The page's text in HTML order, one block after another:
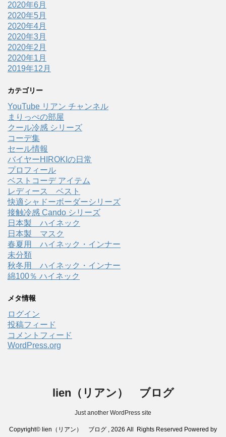
2020年6月
2020年5月
2020年4月
2020年3月
2020年2月
2020年1月
2019年12月
カテゴリー
YouTube リアン チャンネル
まりっぺの部屋
クール冷感 シリーズ
コーデ集
セール情報
バイヤーHIROKIの日常
プロフィール
ベストコーデ アイテム
レディース ベスト
快適シャドーボーダーシリーズ
接触冷感 Cando シリーズ
日本製 ハイネック
日本製 マスク
春夏用 ハイネック・インナー
未分類
秋冬用 ハイネック・インナー
綿100％ ハイネック
メタ情報
ログイン
投稿フィード
コメントフィード
WordPress.org
lien（リアン） ブログ
Just another WordPress site
Copyright© lien（リアン） ブログ , 2026 All Rights Reserved Powered by